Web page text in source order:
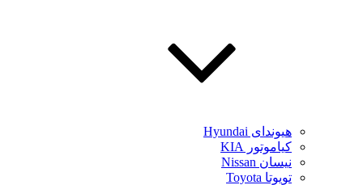
هیوندای Hyundai
کیاموتور KIA
نیسان Nissan
تویوتا Toyota